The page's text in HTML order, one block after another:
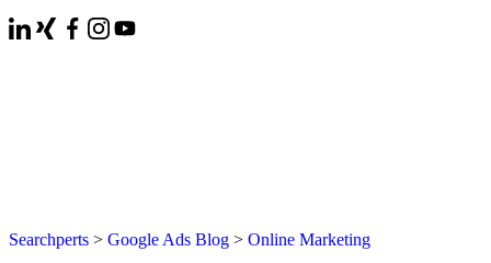
Searchperts > Google Ads Blog > Online Marketing